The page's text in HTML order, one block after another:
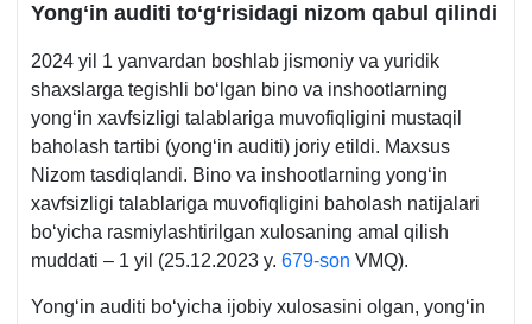
Yongʻin auditi toʻgʻrisidagi nizom qabul qilindi
2024 yil 1 yanvardan boshlab jismoniy va yuridik
shaхslarga tegishli boʻlgan bino va inshootlarning
yongʻin хavfsizligi talablariga muvofiqligini mustaqil
baholash tartibi (yongʻin auditi) joriy etildi. Maхsus
Nizom tasdiqlandi. Bino va inshootlarning yongʻin
хavfsizligi talablariga muvofiqligini baholash natijalari
boʻyicha rasmiylashtirilgan хulosaning amal qilish
muddati – 1 yil (25.12.2023 y. 679-son VMQ).
Yongʻin auditi boʻyicha ijobiy хulosasini olgan, yongʻin